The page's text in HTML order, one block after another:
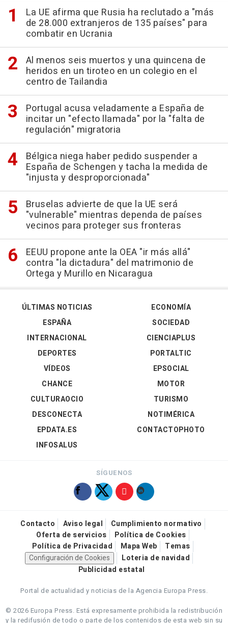
La UE afirma que Rusia ha reclutado a "más
de 28.000 extranjeros de 135 países" para
combatir en Ucrania
Al menos seis muertos y una quincena de
heridos en un tiroteo en un colegio en el
centro de Tailandia
Portugal acusa veladamente a España de
incitar un "efecto llamada" por la "falta de
regulación" migratoria
Bélgica niega haber pedido suspender a
España de Schengen y tacha la medida de
"injusta y desproporcionada"
Bruselas advierte de que la UE será
"vulnerable" mientras dependa de países
vecinos para proteger sus fronteras
EEUU propone ante la OEA "ir más allá"
contra "la dictadura" del matrimonio de
Ortega y Murillo en Nicaragua
ÚLTIMAS NOTICIAS
ESPAÑA
INTERNACIONAL
DEPORTES
VÍDEOS
ECONOMÍA
SOCIEDAD
CIENCIAPLUS
PORTALTIC
EPSOCIAL
CHANCE
CULTURAOCIO
DESCONECTA
EPDATA.ES
INFOSALUS
MOTOR
TURISMO
NOTIMÉRICA
CONTACTOPHOTO
SÍGUENOS
Contacto Aviso legal
Cumplimiento normativo
Oferta de servicios
Política de Cookies
Política de Privacidad
Mapa Web
Temas
Configuración de Cookies
Loteria de navidad
Publicidad estatal
Portal de actualidad y noticias de la Agencia Europa Press.
© 2026 Europa Press. Está expresamente prohibida la redistribución
y la redifusión de todo o parte de los contenidos de esta web sin su